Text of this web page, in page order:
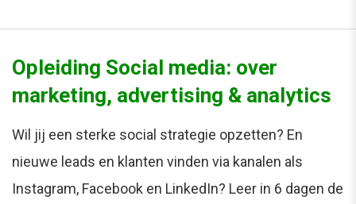
Opleiding Social media: over
marketing, advertising & analytics
Wil jij een sterke social strategie opzetten? En
nieuwe leads en klanten vinden via kanalen als
Instagram, Facebook en LinkedIn? Leer in 6 dagen de